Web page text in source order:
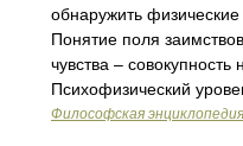
обнаружить
Понятие поля
чувства –
Психофизический
Философская энциклопедия